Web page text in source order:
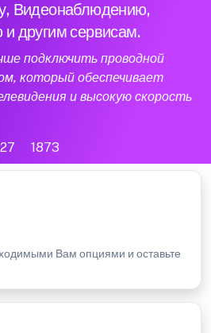
Видеонаблюдению,
другим сервисам.
подключить проводной
который обеспечивает
и высокую скорость
1873
Вам опциями и оставьте